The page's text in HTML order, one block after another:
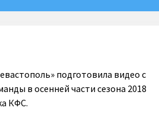
подготовила видео с
в осенней части сезона 2018
КФС.